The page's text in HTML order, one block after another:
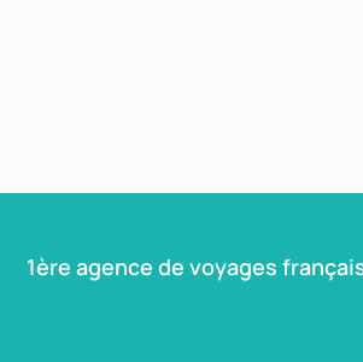
1ère agence de voyages